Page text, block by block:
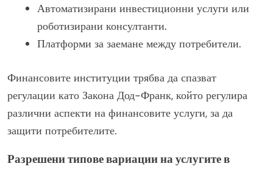
Автоматизирани инвестиционни услуги или
роботизирани консултанти.
Платформи за заемане между потребители.
Финансовите институции трябва да спазват
регулации като Закона Дод-Франк, който регулира
различни аспекти на финансовите услуги, за да
защити потребителите.
Разрешени типове вариации на услугите в